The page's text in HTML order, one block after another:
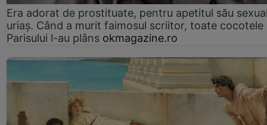
Era adorat de prostituate, pentru apetitul său
uriaș. Când a murit faimosul scriitor, toate cocotele
Parisului l-au plâns okmagazine.ro